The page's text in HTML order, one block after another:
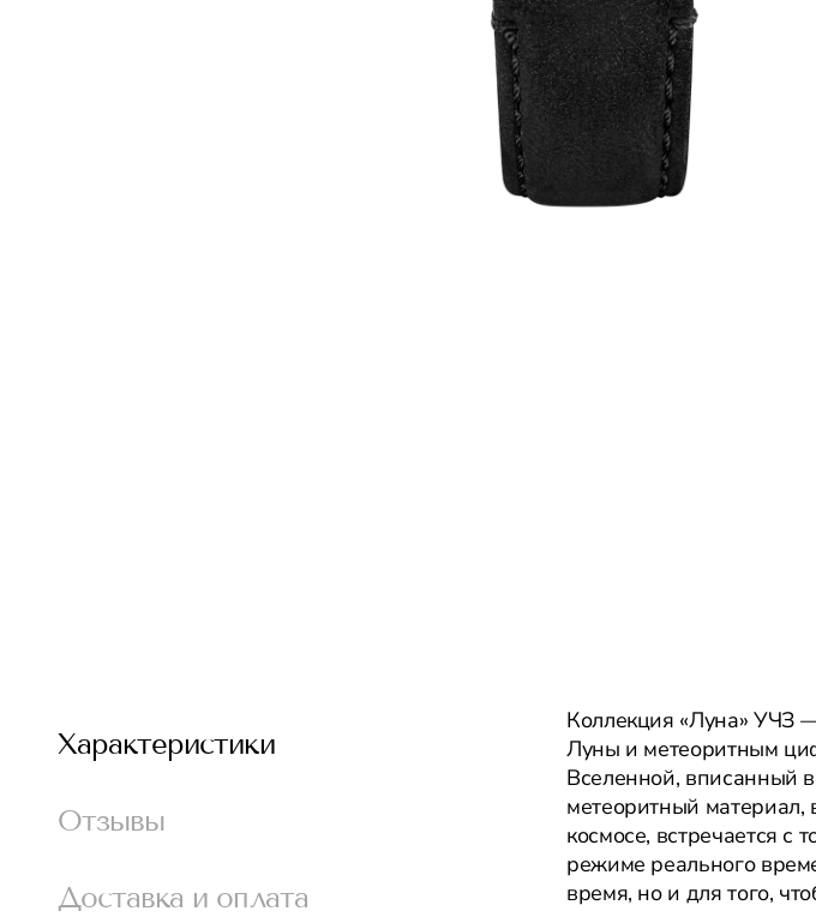
Характеристики
Отзывы
Доставка и оплата
Коллекция «Луна» УЧЗ
Луны и метеоритным
Вселенной, вписанный
метеоритный
космосе, встречается
режиме реального
время, но и для того,